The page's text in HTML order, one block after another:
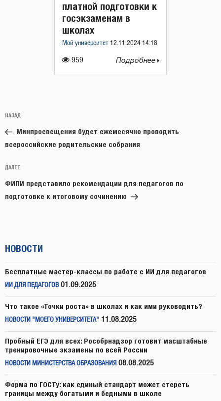
959
платной подготовки к
госэкзаменам в
школах
Мой университет 12.11.2024 14:18
Подробнее
по
записям
Предыдущая
запись:
НАЗАД
Минпросвещения будет ежемесячно проводить
всероссийские родительские собрания
Следующая
запись
ДАЛЕЕ
ФИПИ представило рекомендации для педагогов по
подготовке к итоговому сочинению
НОВОСТИ
Бесплатные мастер-классы по работе с ИИ для педагогов
ИИ ДЛЯ ПЕДАГОГОВ 01.09.2025
Что такое «Точки роста» в школах и как ими руководить?
НОВОСТИ "МОЕГО УНИВЕРСИТЕТА" 11.08.2025
Пробный ЕГЭ для всех: Рособрнадзор готовит масштабные
тренировочные экзамены по всей России
НОВОСТИ МИНИСТЕРСТВА ОБРАЗОВАНИЯ 08.08.2025
Форма по ГОСТу: как единый стандарт может стереть
границы между богатыми и бедными в школе